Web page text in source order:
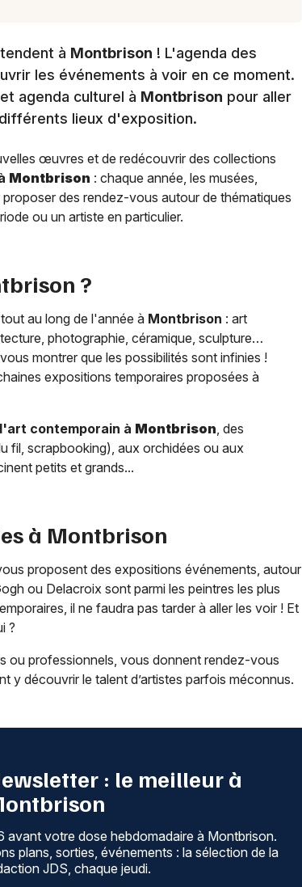
à Montbrison ! L'agenda des
les événements à voir en ce moment.
agenda culturel à Montbrison pour aller
lieux d'exposition.
œuvres et de redécouvrir des collections
Montbrison : chaque année, les musées,
des rendez-vous autour de thématiques
ou un artiste en particulier.
?
au long de l'année à Montbrison : art
photographie, céramique, sculpture…
montrer que les possibilités sont infinies !
expositions temporaires proposées à
contemporain à Montbrison , des
fil, scrapbooking), aux orchidées ou aux
petits et grands...
à Montbrison
proposent des expositions événements, autour
ou Delacroix sont parmi les peintres les plus
il ne faudra pas tarder à aller les voir ! Et
?
ou professionnels, vous donnent rendez-vous
y découvrir le talent d’artistes parfois méconnus.
: le meilleur à
avant votre dose hebdomadaire à Montbrison.
plans, sorties, événements : la sélection de la
JDS, chaque jeudi.